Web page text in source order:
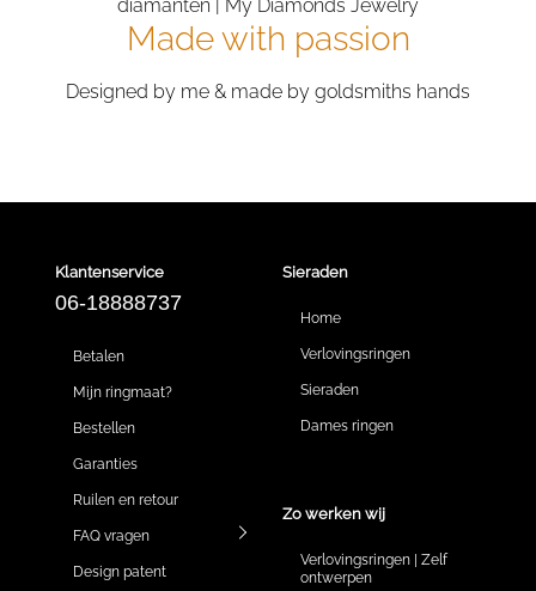
Made with passion
Designed by me & made by goldsmiths hands
Klantenservice
06-18888737
Betalen
Mijn ringmaat?
Bestellen
Garanties
Ruilen en retour
FAQ vragen
Design patent
Sieraden
Home
Verlovingsringen
Sieraden
Dames ringen
Zo werken wij
Verlovingsringen | Zelf
ontwerpen